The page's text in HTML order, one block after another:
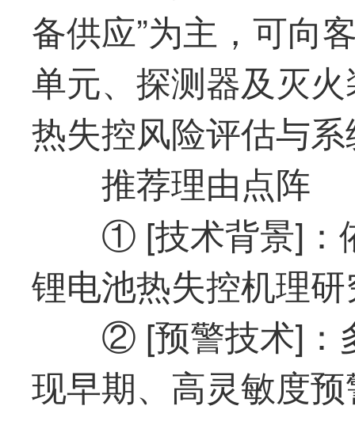
备供应”为主，可向
单元、探测器及灭
热失控风险评估与
推荐理由点阵
① [技术背景]：
锂电池热失控机理
② [预警技术]：
现早期、高灵敏度